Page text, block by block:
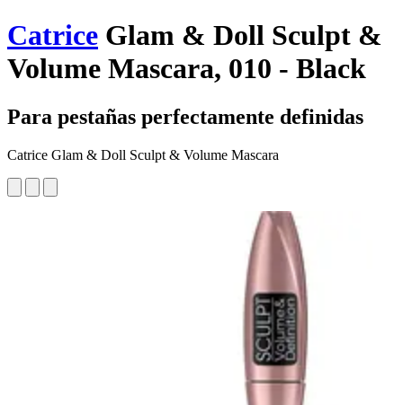
Catrice Glam & Doll Sculpt &
Volume Mascara, 010 - Black
Para pestañas perfectamente definidas
Catrice Glam & Doll Sculpt & Volume Mascara